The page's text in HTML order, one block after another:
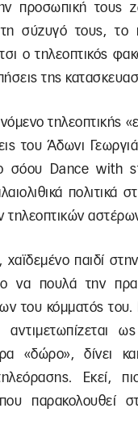
προσωπική τους
σύζυγό τους, το
ο τηλεοπτικός
της
τηλεοπτικής
του Άδωνι
σόου Dance with
πολιτικά
τηλεοπτικών
παιδί στην
να πουλά την
του κόμματός
«δώρο», δίνει
Εκεί,
παρακολουθεί